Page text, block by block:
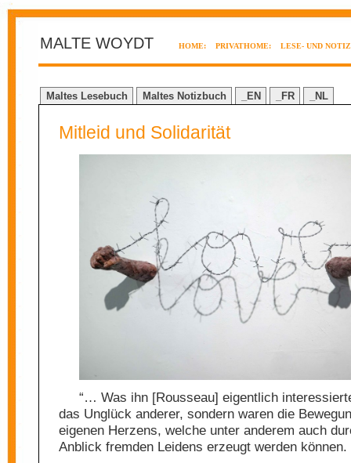
MALTE WOYDT HOME: PRIVATHOME: LESE- UND
Maltes Lesebuch Maltes Notizbuch _EN _FR _NL
Mitleid und Solidarität
“… Was ihn [Rousseau] eigentlich
das Unglück anderer, sondern waren die
eigenen Herzens, welche unter anderem auch
Anblick fremden Leidens erzeugt werden